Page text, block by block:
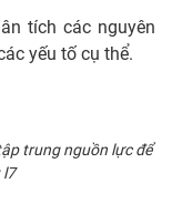
tích các nguyên
yếu tố cụ thể.
trung nguồn lực để
l7